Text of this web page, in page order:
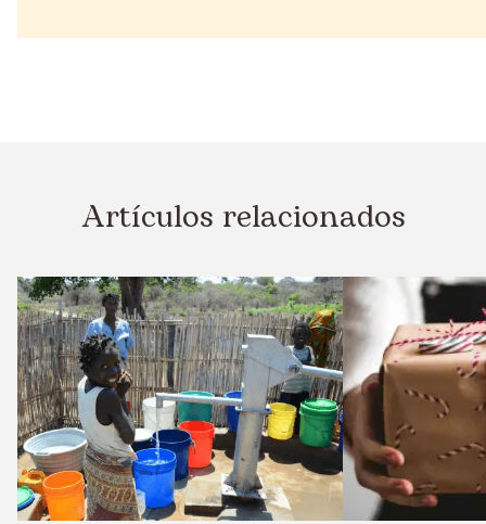
Artículos relacionados